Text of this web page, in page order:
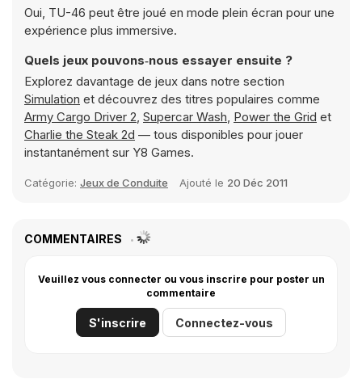
Oui, TU-46 peut être joué en mode plein écran pour une
expérience plus immersive.
Quels jeux pouvons‑nous essayer ensuite ?
Explorez davantage de jeux dans notre section
Simulation et découvrez des titres populaires comme
Army Cargo Driver 2, Supercar Wash, Power the Grid et
Charlie the Steak 2d — tous disponibles pour jouer
instantanément sur Y8 Games.
Catégorie: Jeux de Conduite Ajouté le 20 Déc 2011
COMMENTAIRES
Veuillez vous connecter ou vous inscrire pour poster un
commentaire
S'inscrire Connectez-vous